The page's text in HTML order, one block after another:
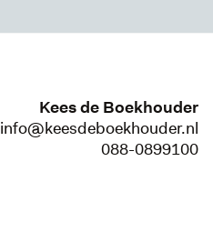
Kees de Boekhouder
info@keesdeboekhouder.nl
088-0899100